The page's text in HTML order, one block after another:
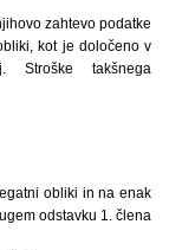
zahtevo podatke
kot je določeno v
Stroške takšnega
obliki in na enak
odstavku 1. člena